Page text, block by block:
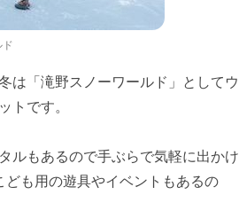
ド
は「滝野スノーワールド」としてウ
トです。
ルもあるので手ぶらで気軽に出かけ
も用の遊具やイベントもあるの